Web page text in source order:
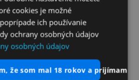
cookies je možné
ich používanie
ochrany osobných údajov
osobných údajov
že som mal 18 rokov a prijímam